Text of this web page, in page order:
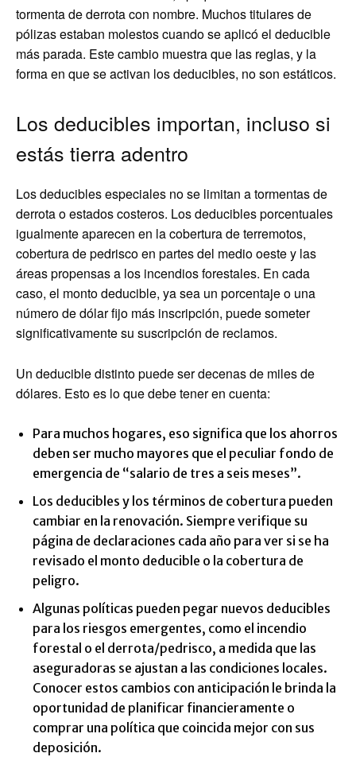
tormenta de derrota con nombre. Muchos titulares de
pólizas estaban molestos cuando se aplicó el deducible
más parada. Este cambio muestra que las reglas, y la
forma en que se activan los deducibles, no son estáticos.
Los deducibles importan, incluso si
estás tierra adentro
Los deducibles especiales no se limitan a tormentas de
derrota o estados costeros. Los deducibles porcentuales
igualmente aparecen en la cobertura de terremotos,
cobertura de pedrisco en partes del medio oeste y las
áreas propensas a los incendios forestales. En cada
caso, el monto deducible, ya sea un porcentaje o una
número de dólar fijo más inscripción, puede someter
significativamente su suscripción de reclamos.
Un deducible distinto puede ser decenas de miles de
dólares. Esto es lo que debe tener en cuenta:
Para muchos hogares, eso significa que los ahorros
deben ser mucho mayores que el peculiar fondo de
emergencia de “salario de tres a seis meses”.
Los deducibles y los términos de cobertura pueden
cambiar en la renovación. Siempre verifique su
página de declaraciones cada año para ver si se ha
revisado el monto deducible o la cobertura de
peligro.
Algunas políticas pueden pegar nuevos deducibles
para los riesgos emergentes, como el incendio
forestal o el derrota/pedrisco, a medida que las
aseguradoras se ajustan a las condiciones locales.
Conocer estos cambios con anticipación le brinda la
oportunidad de planificar financieramente o
comprar una política que coincida mejor con sus
deposición.